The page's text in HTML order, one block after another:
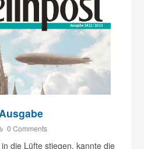
0 Comments
die Lüfte stiegen, kannte die